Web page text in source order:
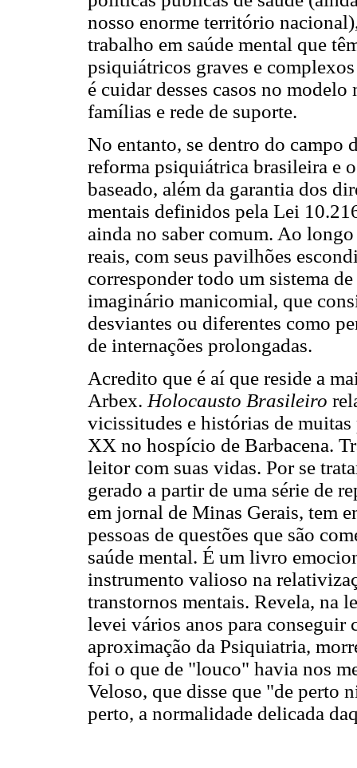
nosso enorme território
trabalho em saúde mental que
psiquiátricos graves e
é cuidar desses casos no
famílias e rede de suporte.
No entanto, se dentro do campo
reforma psiquiátrica brasileira e
baseado, além da garantia dos
mentais definidos pela Lei
ainda no saber comum. Ao
reais, com seus pavilhões
corresponder todo um sistema
imaginário manicomial, que
desviantes ou diferentes como
de internações prolongadas.
Acredito que é aí que reside a
Arbex. Holocausto Brasileiro
vicissitudes e histórias de
XX no hospício de Barbacena.
leitor com suas vidas. Por se
gerado a partir de uma série de
em jornal de Minas Gerais, tem
pessoas de questões que são
saúde mental. É um livro
instrumento valioso na
transtornos mentais. Revela, na
levei vários anos para
aproximação da Psiquiatria,
foi o que de "louco" havia nos
Veloso, que disse que "de perto
perto, a normalidade delicada